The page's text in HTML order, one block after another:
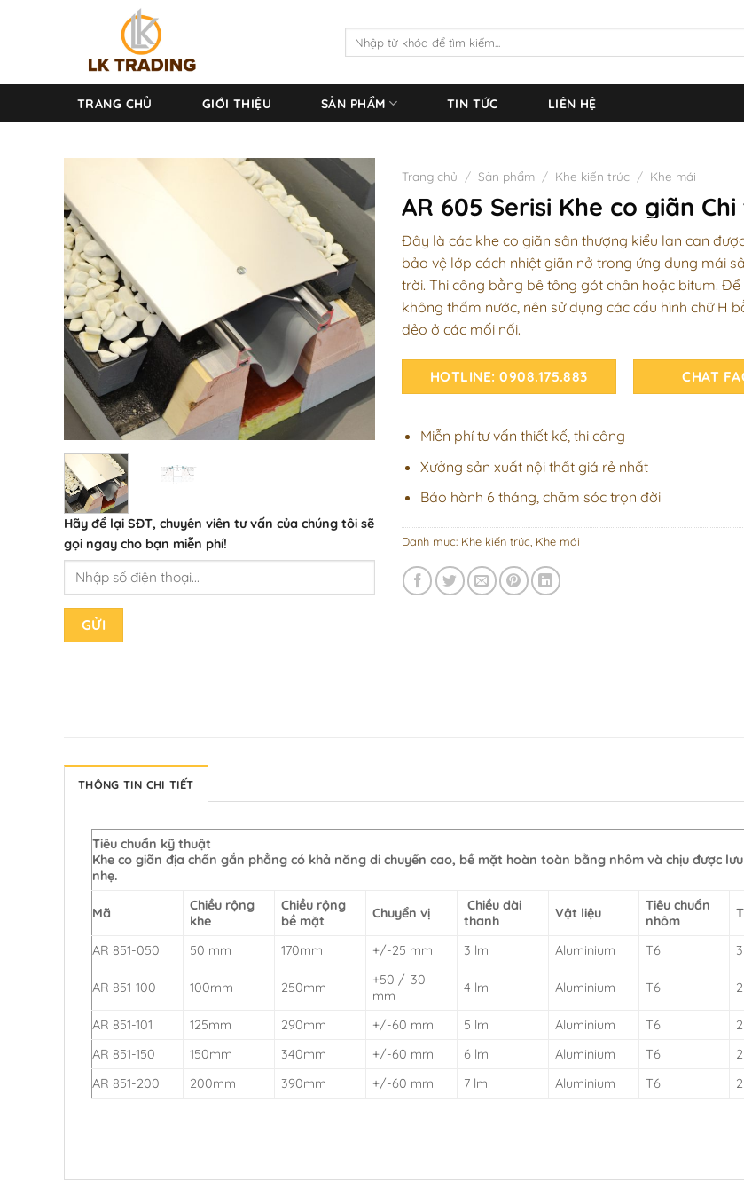
TRANG CHỦ GIỚI THIỆU SẢN PHẨM TIN TỨC LIÊN HỆ
Hãy để lại SĐT, chuyên viên tư vấn của chúng tôi sẽ
gọi ngay cho bạn miễn phí!
Trang chủ / Sản phẩm / Khe kiến trúc / Khe mái
AR 605 Serisi Khe co giãn
Đây là các khe co giãn sân thượng kiểu lan can
bảo vệ lớp cách nhiệt giãn nở trong ứng dụng mái
trời. Thi công bằng bê tông gót chân hoặc bitum.
không thấm nước, nên sử dụng các cấu hình chữ H
dẻo ở các mối nối.
HOTLINE: 0908.175.883 CHAT
Miễn phí tư vấn thiết kế, thi công
Xưởng sản xuất nội thất giá rẻ nhất
Bảo hành 6 tháng, chăm sóc trọn đời
Danh mục: Khe kiến trúc, Khe mái
THÔNG TIN CHI TIẾT
Tiêu chuẩn kỹ thuật
Khe co giãn địa chấn gắn phẳng có khả năng di chuyển cao, bề mặt hoàn toàn bằng nhôm và chịu được
nhẹ.
Mã
Chiều rộng
khe
Chiều rộng
bề mặt
Chuyển vị
Chiều dài
thanh
Vật liệu
Tiêu chuẩn
nhôm
AR 851-050 50 mm 170mm +/-25 mm 3 lm Aluminium T6
AR 851-100 100mm 250mm
+50 /-30
mm
4 lm Aluminium T6
AR 851-101 125mm 290mm +/-60 mm 5 lm Aluminium T6
AR 851-150
150mm 340mm +/-60 mm 6 lm Aluminium T6
AR 851-200
200mm 390mm +/-60 mm 7 lm Aluminium T6